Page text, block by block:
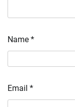
Name *
Email *